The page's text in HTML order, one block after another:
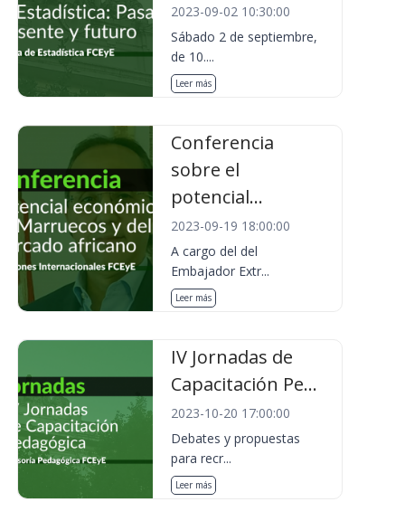
2023-09-02 10:30:00
Sábado 2 de septiembre,
de 10....
Leer más
Conferencia
sobre el
potencial...
2023-09-19 18:00:00
A cargo del del
Embajador Extr...
Leer más
IV Jornadas de
Capacitación Pe...
2023-10-20 17:00:00
Debates y propuestas
para recr...
Leer más